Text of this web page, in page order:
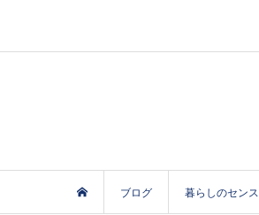
ブログ 暮らしのセンス